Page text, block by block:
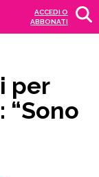
ACCEDI O
ABBONATI
per
“Sono